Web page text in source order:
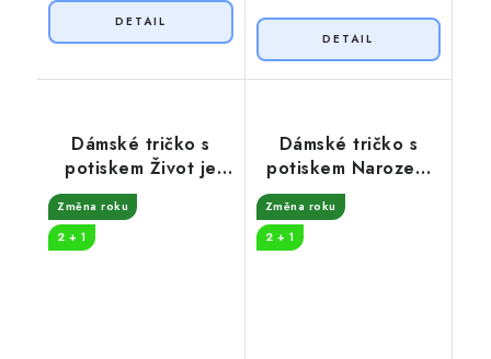
Dámské tričko s
potiskem Život je
hra
Změna roku
2 + 1
Dámské tričko s
potiskem Narození
královny
Změna roku
2 + 1